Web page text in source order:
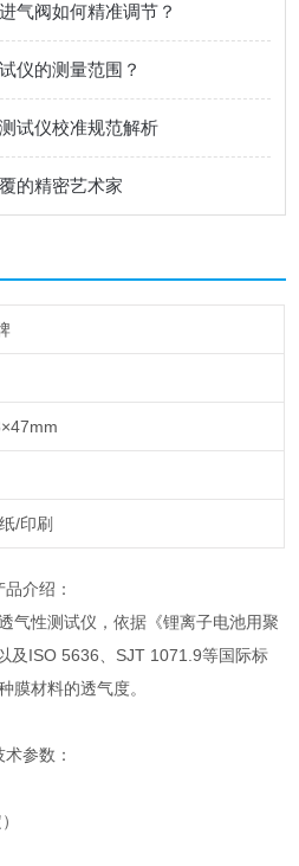
气阀如何精准调节？
仪的测量范围？
试仪校准规范解析
的精密艺术家
/印刷
介绍：
气性测试仪，依据《锂离子电池用聚
及ISO 5636、SJT 1071.9等国际标
膜材料的透气度。
参数：